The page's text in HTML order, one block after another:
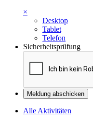
×
Desktop
Tablet
Telefon
Sicherheitsprüfung
Meldung abschicken
Alle Aktivitäten